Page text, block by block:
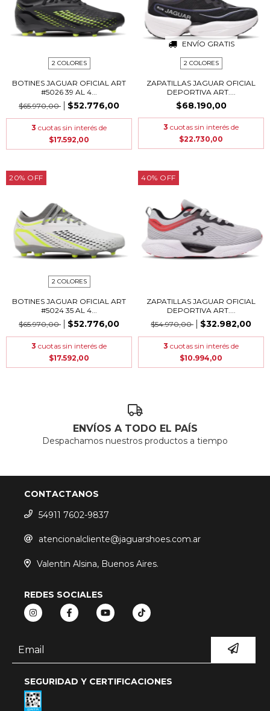
2 COLORES
BOTINES JAGUAR OFICIAL ART
#5026 39 AL 4...
$65.970,00
$52.776,00
3 cuotas sin interés de
$17.592,00
ENVÍO GRATIS
2 COLORES
ZAPATILLAS JAGUAR OFICIAL
DEPORTIVA ART....
$68.190,00
3 cuotas sin interés de
$22.730,00
20% OFF
2 COLORES
BOTINES JAGUAR OFICIAL ART
#5024 35 AL 4...
$65.970,00
$52.776,00
3 cuotas sin interés de
$17.592,00
40% OFF
ZAPATILLAS JAGUAR OFICIAL
DEPORTIVA ART....
$54.970,00
$32.982,00
3 cuotas sin interés de
$10.994,00
ENVÍOS A TODO EL PAÍS
Despachamos nuestros productos a tiempo
CONTACTANOS
54911 7602-9837
atencionalcliente@jaguarshoes.com.ar
Valentin Alsina, Buenos Aires.
REDES SOCIALES
SEGURIDAD Y CERTIFICACIONES